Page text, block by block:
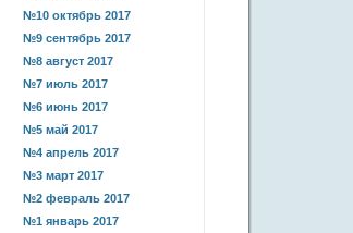
№10 октябрь 2017
№9 сентябрь 2017
№8 август 2017
№7 июль 2017
№6 июнь 2017
№5 май 2017
№4 апрель 2017
№3 март 2017
№2 февраль 2017
№1 январь 2017